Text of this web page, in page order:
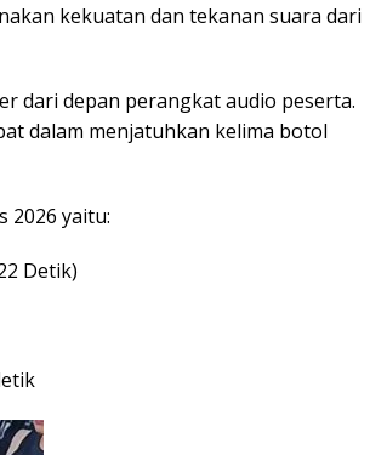
kekuatan dan tekanan suara dari
dari depan perangkat audio peserta.
dalam menjatuhkan kelima botol
2026 yaitu:
Detik)